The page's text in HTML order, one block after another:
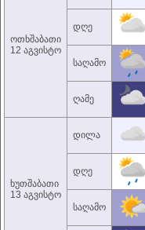
ოთხშაბათი
12 აგვისტო
დღე
საღამო
ღამე
ხუთშაბათი
13 აგვისტო
დილა
დღე
საღამო